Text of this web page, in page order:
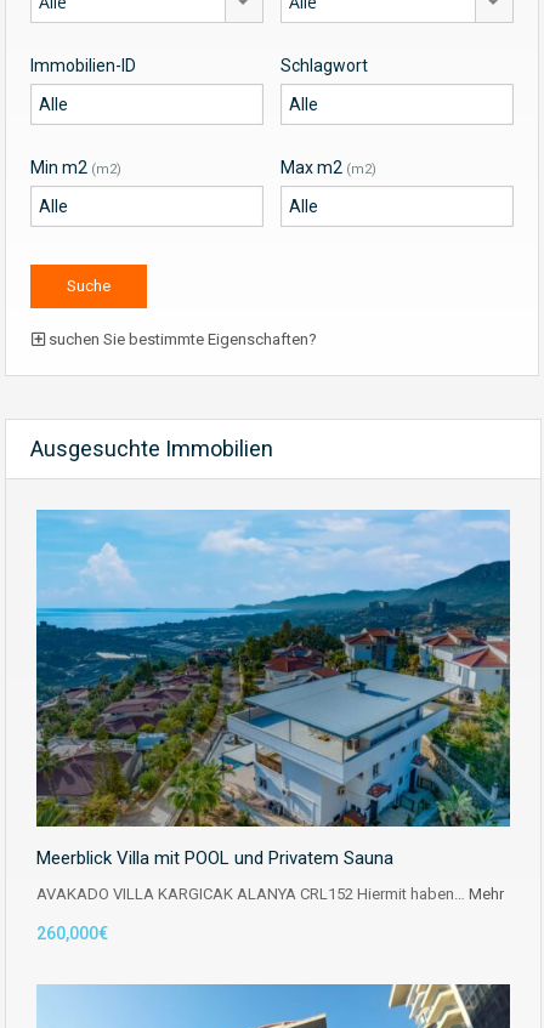
Immobilien-ID Schlagwort
Min m2 (m2) Max m2 (m2)
suchen Sie bestimmte Eigenschaften?
Ausgesuchte Immobilien
Meerblick Villa mit POOL und Privatem Sauna
AVAKADO VILLA KARGICAK ALANYA CRL152 Hiermit haben… Mehr
260,000€